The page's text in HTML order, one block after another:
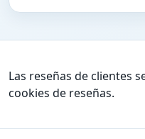
Las reseñas de clientes
cookies de reseñas.